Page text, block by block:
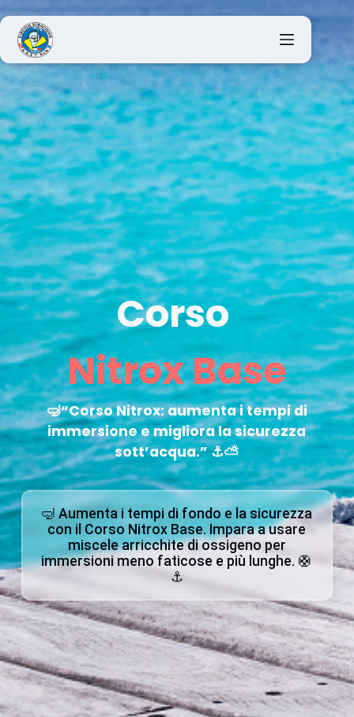
Corso
Nitrox Base
🤿“Corso Nitrox: aumenta i tempi di
immersione e migliora la sicurezza
sott’acqua.” ⚓⛅
🤿 Aumenta i tempi di fondo e la sicurezza
con il Corso Nitrox Base. Impara a usare
miscele arricchite di ossigeno per
immersioni meno faticose e più lunghe. 🛟
⚓